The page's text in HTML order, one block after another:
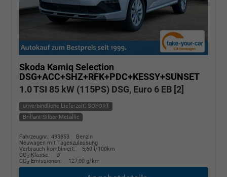
Skoda Kamiq Selection
DSG+ACC+SHZ+RFK+PDC+KESSY+SUNSET
1.0 TSI 85 kW (115PS) DSG, Euro 6 EB [2]
unverbindliche Lieferzeit: SOFORT
Brillant-Silber Metallic
Fahrzeugnr.: 493853
Benzin
Neuwagen mit Tageszulassung
Verbrauch kombiniert:
5,60 l/100km
CO2-Klasse:
D
CO2-Emissionen: 127,00 g/km